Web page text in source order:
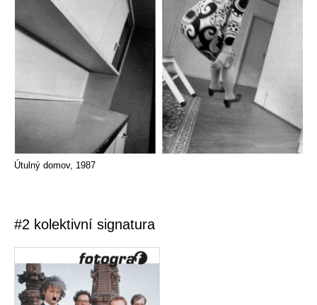
Útulný domov, 1987
#2 kolektivní signatura